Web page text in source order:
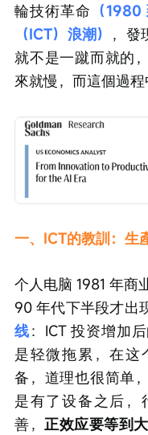
輪技術革命 （
（ICT）浪潮） ，發
就不是一蹴而就的
來就慢，而這個過程
一、ICT的教訓：生
个人电脑 1981 年商
90 年代下半段才出
线：ICT 投资增加
是轻微拖累，在这
备，道理也很简单，
是有了设备之后，
善，正效应要等到